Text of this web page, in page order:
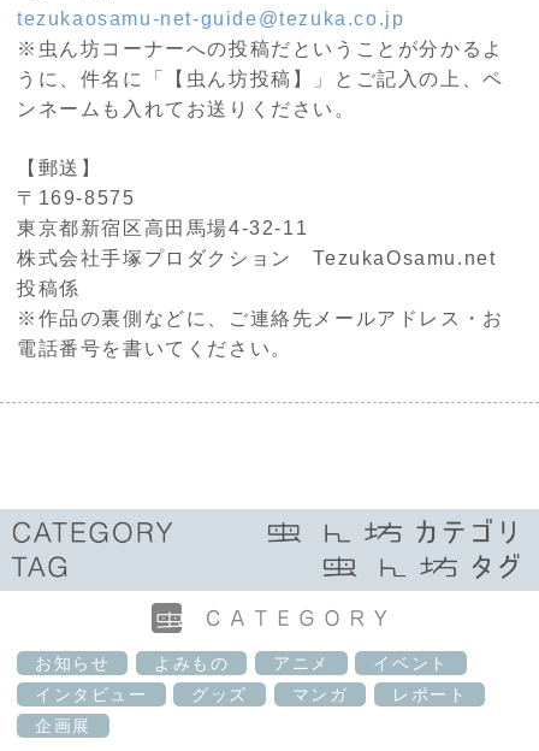
tezukaosamu-net-guide@tezuka.co.jp
※虫ん坊コーナーへの投稿だということが分かるよ
うに、件名に「【虫ん坊投稿】」とご記入の上、ペ
ンネームも入れてお送りください。
【郵送】
〒 169-8575
東京都新宿区高田馬場4-32-11
株式会社手塚プロダクションTezukaOsamu.net
投稿係
※作品の裏側などに、ご連絡先メールアドレス・お
電話番号を書いてください。
お知らせ よみもの アニメ
イベント
インタビュー
グッズ マンガ
レポート
企画展